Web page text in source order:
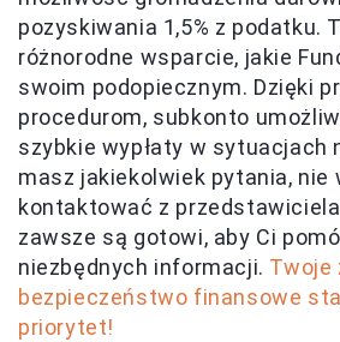
pozyskiwania 1,5% z podatku.
różnorodne wsparcie, jakie
swoim podopiecznym. Dzięki
procedurom, subkonto
szybkie wypłaty w sytuacjach
masz jakiekolwiek pytania, nie
kontaktować z
zawsze są gotowi, aby Ci
niezbędnych informacji. Twoje
bezpieczeństwo finansowe
priorytet!